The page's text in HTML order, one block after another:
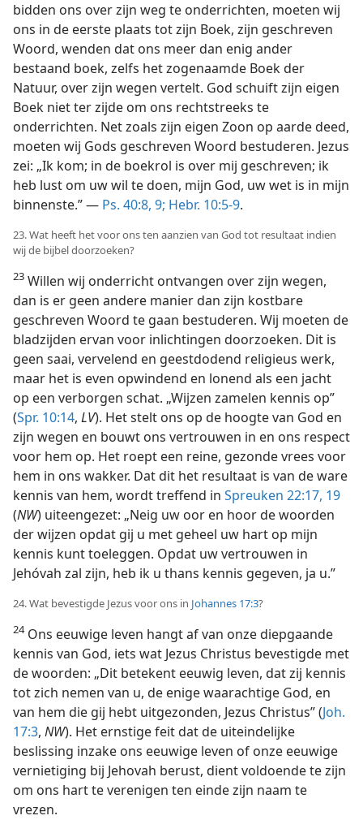
bidden ons over zijn weg te onderrichten, moeten wij
ons in de eerste plaats tot zijn Boek, zijn geschreven
Woord, wenden dat ons meer dan enig ander
bestaand boek, zelfs het zogenaamde Boek der
Natuur, over zijn wegen vertelt. God schuift zijn eigen
Boek niet ter zijde om ons rechtstreeks te
onderrichten. Net zoals zijn eigen Zoon op aarde deed,
moeten wij Gods geschreven Woord bestuderen. Jezus
zei: „Ik kom; in de boekrol is over mij geschreven; ik
heb lust om uw wil te doen, mijn God, uw wet is in mijn
binnenste.” — Ps. 40:8, 9; Hebr. 10:5-9.
23. Wat heeft het voor ons ten aanzien van God tot resultaat indien
wij de bijbel doorzoeken?
23 Willen wij onderricht ontvangen over zijn wegen,
dan is er geen andere manier dan zijn kostbare
geschreven Woord te gaan bestuderen. Wij moeten de
bladzijden ervan voor inlichtingen doorzoeken. Dit is
geen saai, vervelend en geestdodend religieus werk,
maar het is even opwindend en lonend als een jacht
op een verborgen schat. „Wijzen zamelen kennis op”
(Spr. 10:14, LV). Het stelt ons op de hoogte van God en
zijn wegen en bouwt ons vertrouwen in en ons respect
voor hem op. Het roept een reine, gezonde vrees voor
hem in ons wakker. Dat dit het resultaat is van de ware
kennis van hem, wordt treffend in Spreuken 22:17, 19
(NW) uiteengezet: „Neig uw oor en hoor de woorden
der wijzen opdat gij u met geheel uw hart op mijn
kennis kunt toeleggen. Opdat uw vertrouwen in
Jehóvah zal zijn, heb ik u thans kennis gegeven, ja u.”
24. Wat bevestigde Jezus voor ons in Johannes 17:3?
24Ons eeuwige leven hangt af van onze diepgaande
kennis van God, iets wat Jezus Christus bevestigde met
de woorden: „Dit betekent eeuwig leven, dat zij kennis
tot zich nemen van u, de enige waarachtige God, en
van hem die gij hebt uitgezonden, Jezus Christus” (Joh.
17:3, NW). Het ernstige feit dat de uiteindelijke
beslissing inzake ons eeuwige leven of onze eeuwige
vernietiging bij Jehovah berust, dient voldoende te zijn
om ons hart te verenigen ten einde zijn naam te
vrezen.